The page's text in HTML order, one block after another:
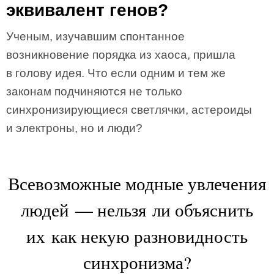
эквивалент генов?
Ученым, изучавшим спонтанное
возникновение порядка из хаоса, пришла
в голову идея. Что если одним и тем же
законам подчиняются не только
синхронизирующиеся светлячки, астероиды
и электроны, но и люди?
Всевозможные модные увлечения
людей — нельзя ли объяснить
их как некую разновидность
синхронизма?